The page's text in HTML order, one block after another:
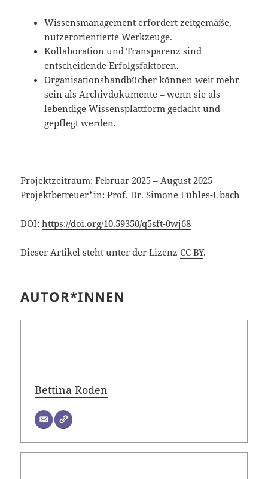
Wissensmanagement erfordert zeitgemäße,
nutzerorientierte Werkzeuge.
Kollaboration und Transparenz sind
entscheidende Erfolgsfaktoren.
Organisationshandbücher können weit mehr
sein als Archivdokumente – wenn sie als
lebendige Wissensplattform gedacht und
gepflegt werden.
Projektzeitraum: Februar 2025 – August 2025
Projektbetreuer*in: Prof. Dr. Simone Fühles-Ubach
DOI:https://doi.org/10.59350/q5sft-0wj68
Dieser Artikel steht unter der LizenzCC BY.
AUTOR*INNEN
Bettina Roden